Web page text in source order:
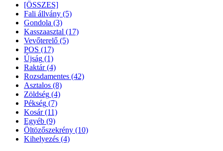
[ÖSSZES]
Fali állvány (5)
Gondola (3)
Kasszaasztal (17)
Vevőterelő (5)
POS (17)
Újság (1)
Raktár (4)
Rozsdamentes (42)
Asztalos (8)
Zöldség (4)
Pékség (7)
Kosár (11)
Egyéb (9)
Öltözőszekrény (10)
Kihelyezés (4)